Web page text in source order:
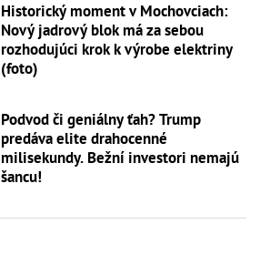
Historický moment v Mochovciach:
Nový jadrový blok má za sebou
rozhodujúci krok k výrobe elektriny
(foto)
Podvod či geniálny ťah? Trump
predáva elite drahocenné
milisekundy. Bežní investori nemajú
šancu!